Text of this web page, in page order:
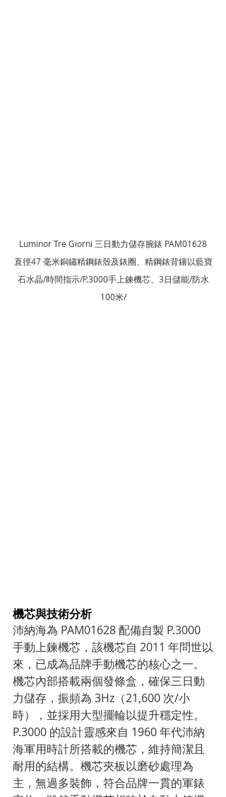
Luminor Tre Giorni 三日動力儲存腕錶 PAM01628
直徑47 毫米銅鏽精鋼錶殼及錶圈、精鋼錶背鑲以藍寶
石水晶/時間指示/P.3000手上鍊機芯、3日儲能/防水
100米/
機芯與技術分析
沛納海為 PAM01628 配備自製 P.3000
手動上鍊機芯，該機芯自 2011 年問世以
來，已成為品牌手動機芯的核心之一。
機芯內部搭載兩個發條盒，確保三日動
力儲存，振頻為 3Hz（21,600 次/小
時），並採用大型擺輪以提升穩定性。
P.3000 的設計靈感來自 1960 年代沛納
海軍用時計所搭載的機芯，維持簡潔且
耐用的結構。機芯夾板以磨砂處理為
主，無過多裝飾，符合品牌一貫的軍錶